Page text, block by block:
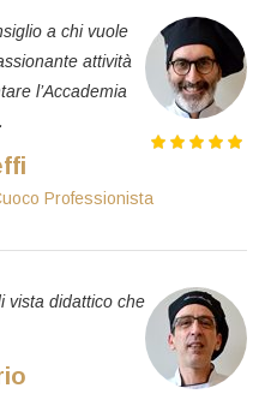
a chi vuole
attività
l’Accademia
Professionista
vista didattico che